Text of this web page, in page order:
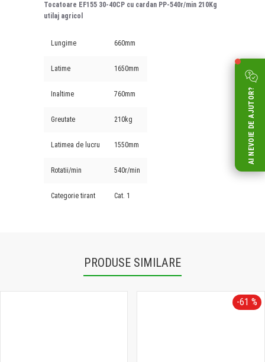
Tocatoare EF155 30-40CP cu cardan PP-540r/min 210Kg
utilaj agricol
Lungime 660mm
Latime 1650mm
Inaltime 760mm
Greutate 210kg
Latimea de lucru 1550mm
Rotatii/min 540r/min
Categorie tirant Cat. 1
PRODUSE SIMILARE
-61 %
AI NEVOIE DE AJUTOR?